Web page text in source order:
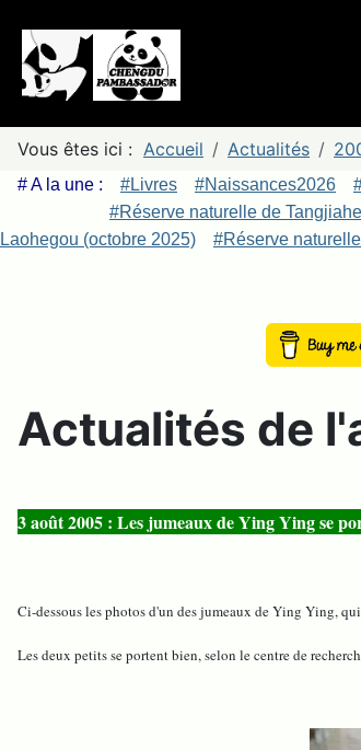
Vous êtes ici : Accueil Actualités
# A la une : #Livres #Naissances2026
#Réserve naturelle de
Laohegou (octobre 2025)
#Réserve
Actualités de
3 août 2005 : Les jumeaux de Ying Ying se
Ci-dessous les photos d'un des jumeaux de Ying Ying,
Les deux petits se portent bien, selon le centre de